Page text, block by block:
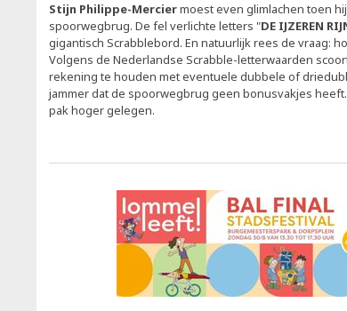
Stijn Philippe-Merciermoest even glimlachen toen
spoorwegbrug. De fel verlichte letters "DE IJZEREN
gigantisch Scrabblebord. En natuurlijk rees de vraag:
Volgens de Nederlandse Scrabble-letterwaarden scoort
rekening te houden met eventuele dubbele of
jammer dat de spoorwegbrug geen bonusvakjes
pak hoger gelegen.